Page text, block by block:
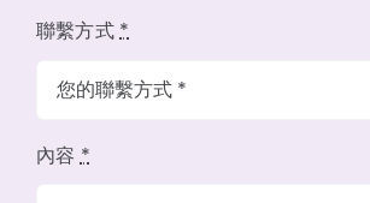
聯繫方式*
內容*